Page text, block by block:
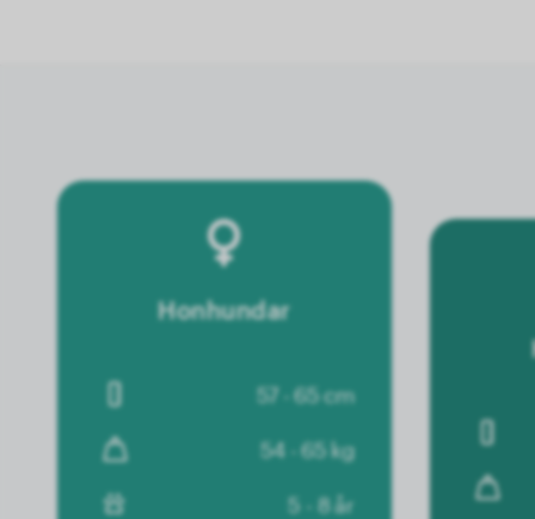
Honhundar
57 - 65 cm
54 - 65 kg
5 - 8 år